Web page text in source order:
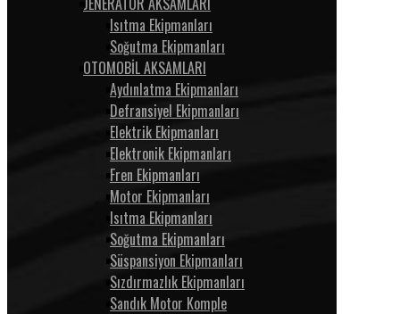
Isıtma Ekipmanları
Soğutma Ekipmanları
OTOMOBİL AKSAMLARI
Aydınlatma Ekipmanları
Defransiyel Ekipmanları
Elektrik Ekipmanları
Elektronik Ekipmanları
Fren Ekipmanları
Motor Ekipmanları
Isıtma Ekipmanları
Soğutma Ekipmanları
Süspansiyon Ekipmanları
Sızdırmazlık Ekipmanları
Sandık Motor Komple